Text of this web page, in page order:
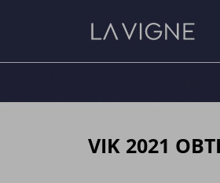
VIK 2021